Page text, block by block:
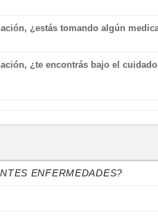
¿estás tomando algún
¿te encontrás bajo el
ENFERMEDADES?